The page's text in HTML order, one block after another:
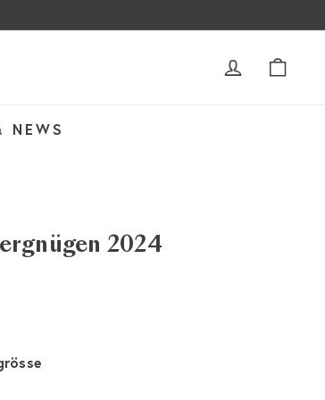
ACCOUNT
NEWS
2024